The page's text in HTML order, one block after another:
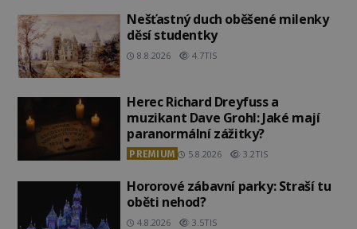
Nešťastný duch oběšené milenky
děsí studentky
8.8.2026 4.7TIS
Herec Richard Dreyfuss a
muzikant Dave Grohl: Jaké mají
paranormální zážitky?
PREMIUM 5.8.2026 3.2TIS
Hororové zábavní parky: Straší tu
oběti nehod?
4.8.2026 3.5TIS